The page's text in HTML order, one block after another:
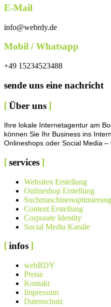
E-Mail
info@webrdy.de
Mobil / Whatsapp
+49 15234523488
sende uns eine nachricht
Über uns
Ihre lokale Internetagentur am
können Sie Ihr Business ins
Onlineshops oder Social Media –
services
Websiten Erstellung
Onlineshop Erstellung
Suchmaschinenoptimierung
Content Erstellung
Corporate Identity
Social Media Kanäle
infos
webRDY
Preise
Kontakt
Impressum
Datenschutz